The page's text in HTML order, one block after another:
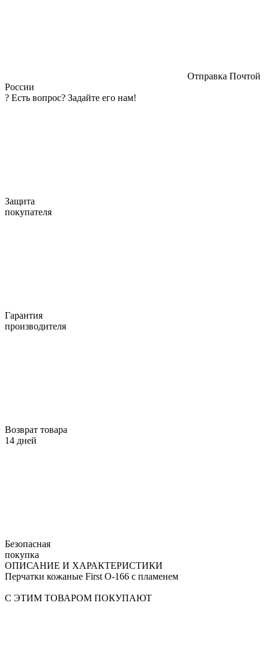
Отправка Почтой
России
? Есть вопрос? Задайте его нам!
Защита
покупателя
Гарантия
производителя
Возврат товара
14 дней
Безопасная
покупка
ОПИСАНИЕ И ХАРАКТЕРИСТИКИ
Перчатки кожаные First O-166 с пламенем
С ЭТИМ ТОВАРОМ ПОКУПАЮТ